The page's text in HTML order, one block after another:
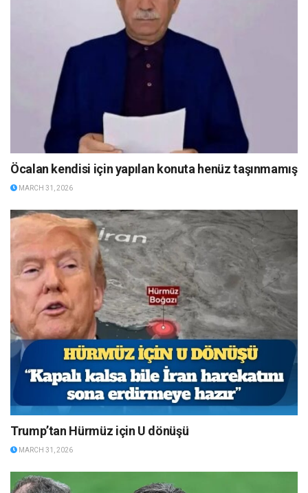
Öcalan kendisi için yapılan konuta henüz taşınmamış
MARCH 31, 2026
Trump’tan Hürmüz için U dönüşü
MARCH 31, 2026